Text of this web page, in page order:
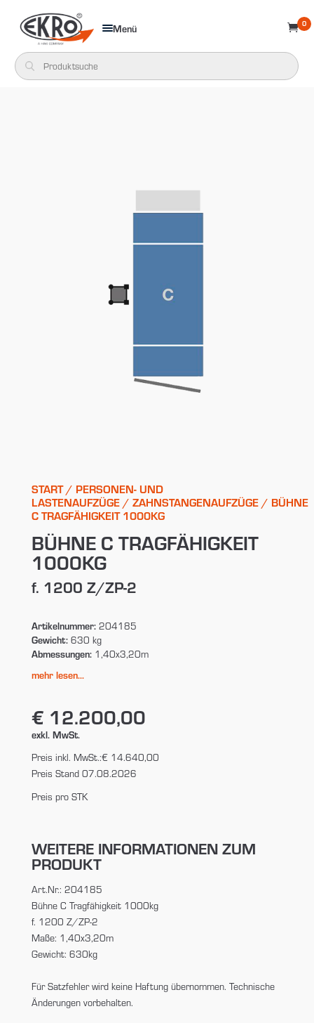
Menü  0
START/ PERSONEN- UND
LASTENAUFZÜGE/ ZAHNSTANGENAUFZÜGE/ BÜHNE
C TRAGFÄHIGKEIT 1000KG
BÜHNE C TRAGFÄHIGKEIT
1000KG
f. 1200 Z/ZP-2
Artikelnummer:204185
Gewicht:630 kg
Abmessungen:1,40x3,20m
mehr lesen...
€ 12.200,00
exkl. MwSt.
Preis inkl. MwSt.:€ 14.640,00
Preis Stand 07.08.2026
Preis pro STK
WEITERE INFORMATIONEN ZUM
PRODUKT
Art.Nr.: 204185
Bühne C Tragfähigkeit 1000kg
f. 1200 Z/ZP-2
Maße: 1,40x3,20m
Gewicht: 630kg
Für Satzfehler wird keine Haftung übernommen. Technische
Änderungen vorbehalten.